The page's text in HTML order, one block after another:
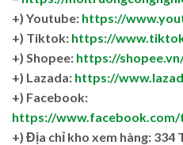
+) Youtube: https://
+) Tiktok: https://
+) Shopee: https://
+) Lazada: https://
+) Facebook:
https://
+) Địa chỉ kho xem hàng: 334